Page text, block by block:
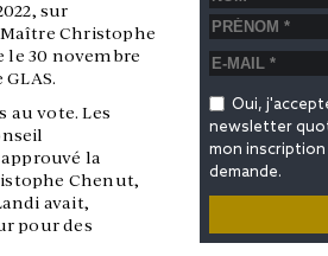
sur
Christophe
le 30 novembre
au vote. Les
la
Chenut,
avait,
pour des
Oui,
newsletter
mon
demande.